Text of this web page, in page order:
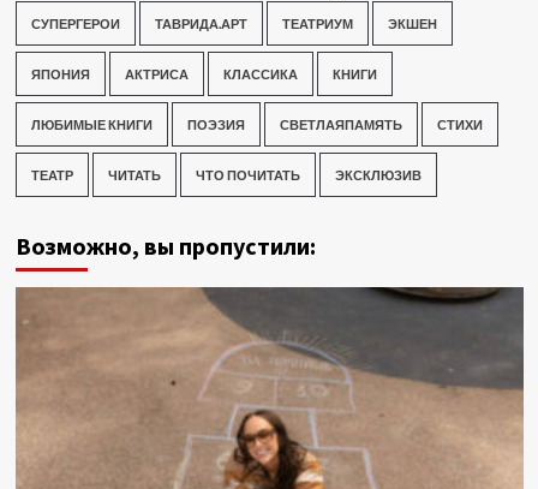
СУПЕРГЕРОИ ТАВРИДА.АРТ ТЕАТРИУМ ЭКШЕН
ЯПОНИЯ АКТРИСА КЛАССИКА КНИГИ
ЛЮБИМЫЕ КНИГИ ПОЭЗИЯ СВЕТЛАЯПАМЯТЬ СТИХИ
ТЕАТР ЧИТАТЬ ЧТО ПОЧИТАТЬ ЭКСКЛЮЗИВ
Возможно, вы пропустили: